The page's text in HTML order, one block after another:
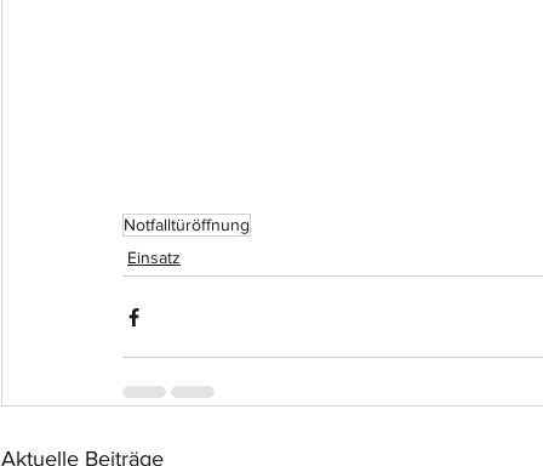
Notfalltüröffnung
Einsatz
Aktuelle Beiträge